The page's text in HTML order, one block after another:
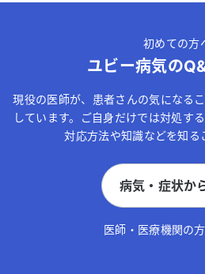
送信する
初めての方
ユビー病気の
現役の医師が、患者さんの気になる
しています。ご自身だけでは対処す
対応方法や知識などを知る
病気・症状か
医師・医療機関の